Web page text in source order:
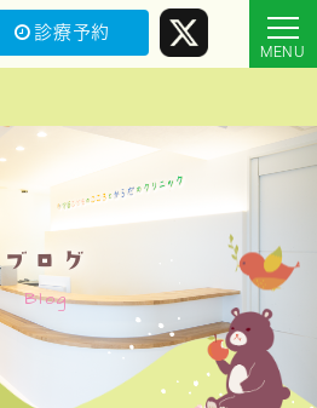
診療予約
ブログ
Blog